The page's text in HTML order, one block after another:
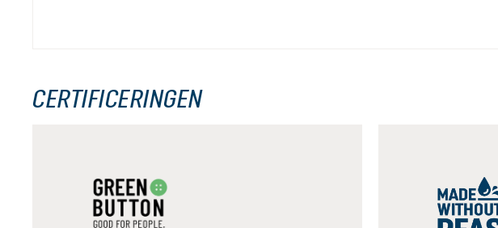
CERTIFICERINGEN